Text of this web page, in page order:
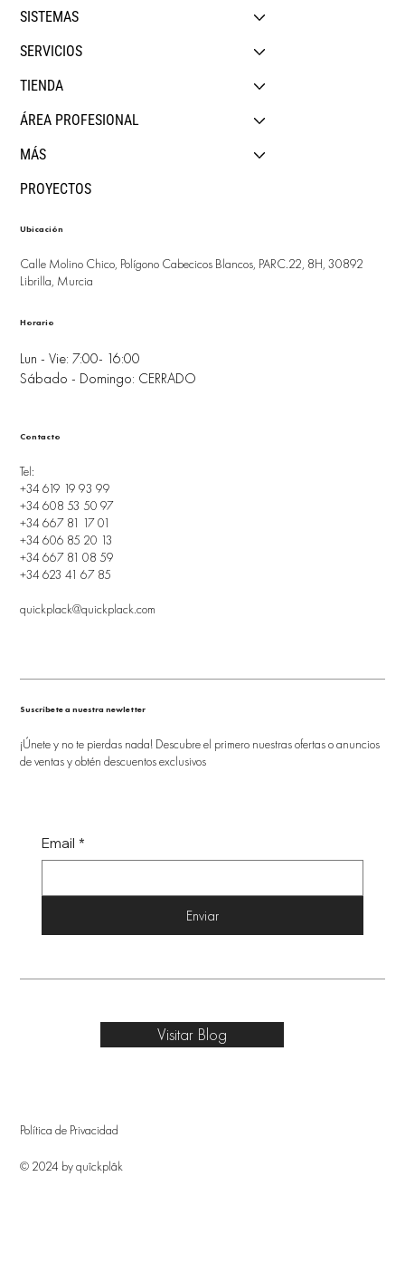
SISTEMAS
SERVICIOS
TIENDA
ÁREA PROFESIONAL
MÁS
PROYECTOS
Ubicación
Calle Molino Chico, Polígono Cabecicos Blancos, PARC.22, 8H, 30892
Librilla, Murcia
Lun - Vie: 7:00- 16:00
Sábado - Domingo: CERRADO
Horario
Tel:
+34 619 19 93 99
+34 608 53 50 97
+34 667 81 17 01
+34 606 85 20 13
+34 667 81 08 59
+34 623 41 67 85
quickplack@quickplack.com
Contacto
Suscríbete a nuestra newletter
¡Únete y no te pierdas nada! Descubre el primero nuestras ofertas o anuncios
de ventas y obtén descuentos exclusivos
Email *
Enviar
Política de Privacidad
© 2024 by quîckplâk
Visitar Blog